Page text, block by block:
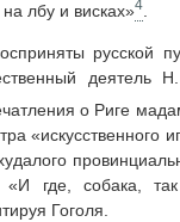
лбу и висках»4
русской
деятель
о Риге
«искусственного
«И где, собака,
Гоголя.